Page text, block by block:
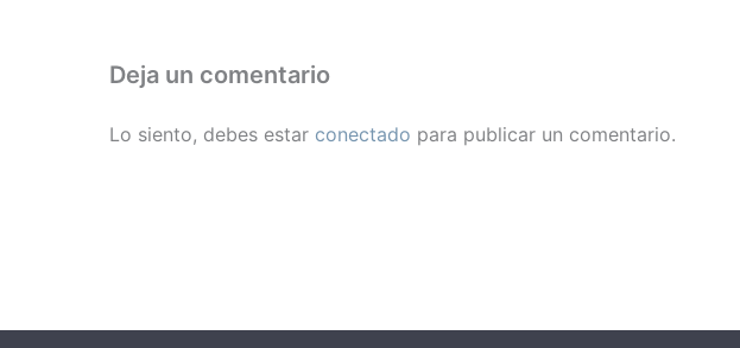
Deja un comentario
Lo siento, debes estar conectado para publicar un comentario.